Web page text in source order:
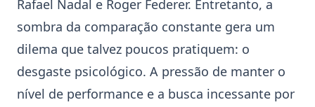
Rafael Nadal e Roger Federer. Entretanto, a
sombra da comparação constante gera um
dilema que talvez poucos pratiquem: o
desgaste psicológico. A pressão de manter o
nível de performance e a busca incessante por